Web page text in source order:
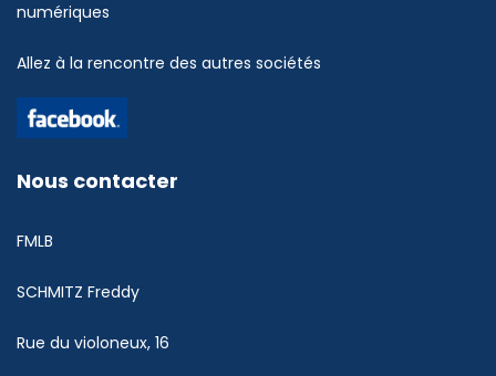
numériques
Allez à la rencontre des autres sociétés
Nous contacter
FMLB
SCHMITZ Freddy
Rue du violoneux, 16